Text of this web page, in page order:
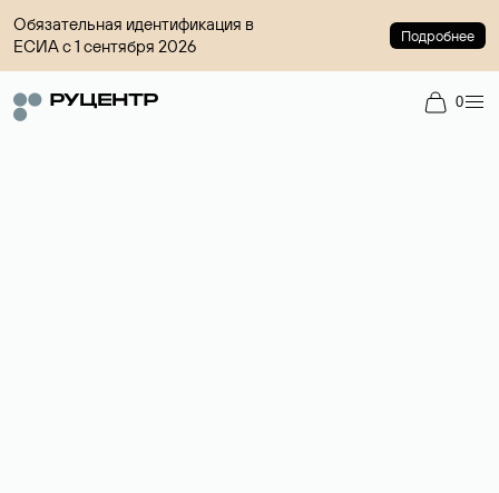
Обязательная идентификация в
ЕСИА с 1 сентября 2026
Подробнее
0